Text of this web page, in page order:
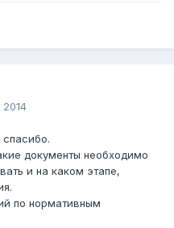
2014
документы необходимо
и на каком этапе,
по нормативным